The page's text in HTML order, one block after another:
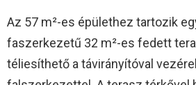
Az 57 m²-es épülethez tartozik
faszerkezetű 32 m²-es fedett
téliesíthető a távirányítóval